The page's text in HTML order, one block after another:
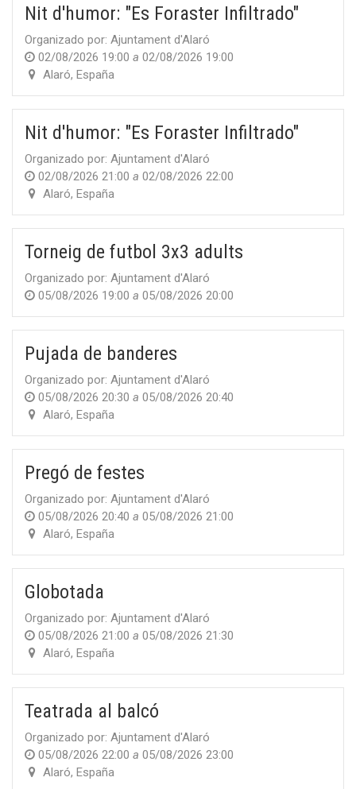
Nit d'humor: "Es Foraster Infiltrado"
Organizado por: Ajuntament d'Alaró
02/08/2026 19:00 a 02/08/2026 19:00
Alaró,España
Nit d'humor: "Es Foraster Infiltrado"
Organizado por: Ajuntament d'Alaró
02/08/2026 21:00 a 02/08/2026 22:00
Alaró,España
Torneig de futbol 3x3 adults
Organizado por: Ajuntament d'Alaró
05/08/2026 19:00 a 05/08/2026 20:00
Pujada de banderes
Organizado por: Ajuntament d'Alaró
05/08/2026 20:30 a 05/08/2026 20:40
Alaró,España
Pregó de festes
Organizado por: Ajuntament d'Alaró
05/08/2026 20:40 a 05/08/2026 21:00
Alaró,España
Globotada
Organizado por: Ajuntament d'Alaró
05/08/2026 21:00 a 05/08/2026 21:30
Alaró,España
Teatrada al balcó
Organizado por: Ajuntament d'Alaró
05/08/2026 22:00 a 05/08/2026 23:00
Alaró,España